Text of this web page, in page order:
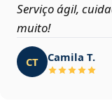
Serviço ágil,
muito!
CT Camila T.